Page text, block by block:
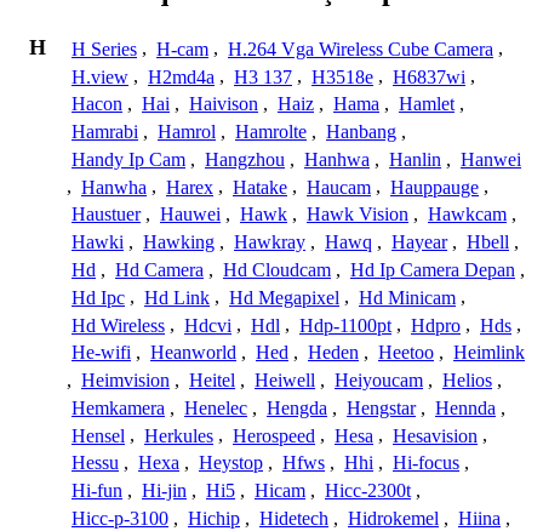
H H Series , H-cam , H.264 Vga Wireless Cube Camera ,
H.view , H2md4a , H3 137 , H3518e , H6837wi ,
Hacon , Hai , Haivison , Haiz , Hama , Hamlet ,
Hamrabi , Hamrol , Hamrolte , Hanbang ,
Handy Ip Cam , Hangzhou , Hanhwa , Hanlin , Hanwei
, Hanwha , Harex , Hatake , Haucam , Hauppauge ,
Haustuer , Hauwei , Hawk , Hawk Vision , Hawkcam ,
Hawki , Hawking , Hawkray , Hawq , Hayear , Hbell ,
Hd , Hd Camera , Hd Cloudcam , Hd Ip Camera Depan ,
Hd Ipc , Hd Link , Hd Megapixel , Hd Minicam ,
Hd Wireless , Hdcvi , Hdl , Hdp-1100pt , Hdpro , Hds ,
He-wifi , Heanworld , Hed , Heden , Heetoo , Heimlink
, Heimvision , Heitel , Heiwell , Heiyoucam , Helios ,
Hemkamera , Henelec , Hengda , Hengstar , Hennda ,
Hensel , Herkules , Herospeed , Hesa , Hesavision ,
Hessu , Hexa , Heystop , Hfws , Hhi , Hi-focus ,
Hi-fun , Hi-jin , Hi5 , Hicam , Hicc-2300t ,
Hicc-p-3100 , Hichip , Hidetech , Hidrokemel , Hiina ,